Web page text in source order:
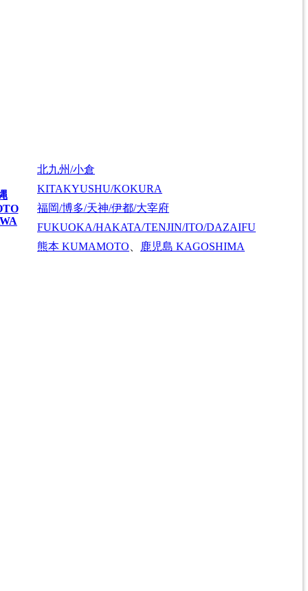
北九州/小倉
KITAKYUSHU/KOKURA
福岡/博多/天神/伊都/大宰府
FUKUOKA/HAKATA/TENJIN/ITO/DAZAIFU
熊本 KUMAMOTO 鹿児島 KAGOSHIMA